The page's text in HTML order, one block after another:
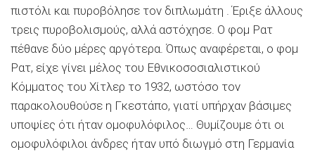
πιστόλι και πυροβόλησε τον διπλωμάτη . Έριξε άλλους
τρεις πυροβολισμούς, αλλά αστόχησε. Ο φομ Ρατ
πέθανε δύο μέρες αργότερα. Όπως αναφέρεται, ο φομ
Ρατ, είχε γίνει μέλος του Εθνικοσοσιαλιστικού
Κόμματος του Χίτλερ το 1932, ωστόσο τον
παρακολουθούσε η Γκεστάπο, γιατί υπήρχαν βάσιμες
υποψίες ότι ήταν ομοφυλόφιλος… Θυμίζουμε ότι οι
ομοφυλόφιλοι άνδρες ήταν υπό διωγμό στη Γερμανία